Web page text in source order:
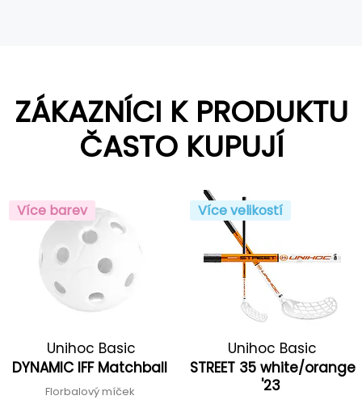
ZÁKAZNÍCI K PRODUKTU
ČASTO KUPUJÍ
Více barev
Unihoc Basic
DYNAMIC IFF Matchball
Florbalový míček
Více velikostí
Unihoc Basic
STREET 35 white/orange
'23